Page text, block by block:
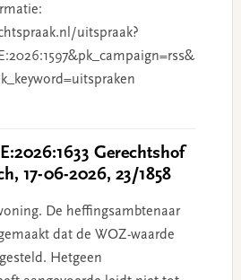
uitspraak?
Gerechtshof
17-06-2026, 23/1858
De heffingsambtenaar
dat de WOZ-waarde
Hetgeen